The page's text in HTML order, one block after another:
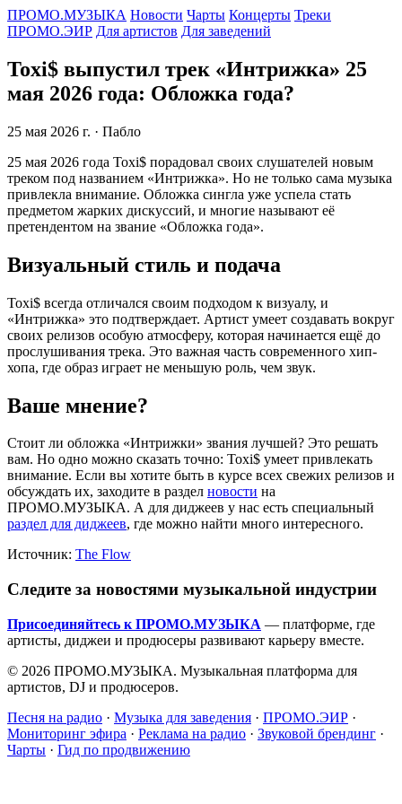
ПРОМО.МУЗЫКА Новости Чарты Концерты Треки
ПРОМО.ЭИР Для артистов Для заведений
Toxi$ выпустил трек «Интрижка» 25
мая 2026 года: Обложка года?
25 мая 2026 г. · Пабло
25 мая 2026 года Toxi$ порадовал своих слушателей новым
треком под названием «Интрижка». Но не только сама музыка
привлекла внимание. Обложка сингла уже успела стать
предметом жарких дискуссий, и многие называют её
претендентом на звание «Обложка года».
Визуальный стиль и подача
Toxi$ всегда отличался своим подходом к визуалу, и
«Интрижка» это подтверждает. Артист умеет создавать вокруг
своих релизов особую атмосферу, которая начинается ещё до
прослушивания трека. Это важная часть современного хип-
хопа, где образ играет не меньшую роль, чем звук.
Ваше мнение?
Стоит ли обложка «Интрижки» звания лучшей? Это решать
вам. Но одно можно сказать точно: Toxi$ умеет привлекать
внимание. Если вы хотите быть в курсе всех свежих релизов и
обсуждать их, заходите в раздел новости на
ПРОМО.МУЗЫКА. А для диджеев у нас есть специальный
раздел для диджеев, где можно найти много интересного.
Источник: The Flow
Следите за новостями музыкальной индустрии
Присоединяйтесь к ПРОМО.МУЗЫКА — платформе, где
артисты, диджеи и продюсеры развивают карьеру вместе.
© 2026 ПРОМО.МУЗЫКА. Музыкальная платформа для
артистов, DJ и продюсеров.
Песня на радио · Музыка для заведения · ПРОМО.ЭИР ·
Мониторинг эфира · Реклама на радио · Звуковой брендинг ·
Чарты · Гид по продвижению